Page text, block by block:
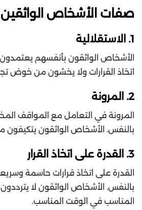
صفات الأشخاص
1. الاستقلالية
الأشخاص الواثقون بأنفسهم
اتخاذ القرارات ولا يخشون من خوض
2. المرونة
المرونة في التعامل مع المواقف
بالنفس. الأشخاص الواثقون يتكيفون
3. القدرة على اتخاذ القرار
القدرة على اتخاذ قرارات حاسمة
بالنفس. الأشخاص الواثقون لا يترددون
المناسب في الوقت المناسب.